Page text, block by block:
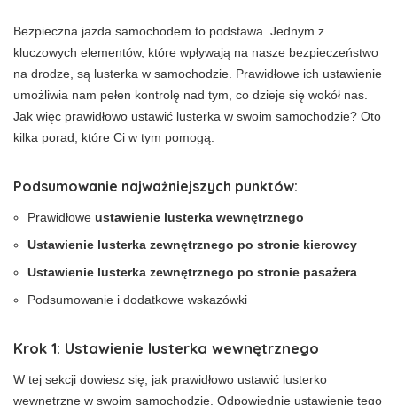
Bezpieczna jazda samochodem to podstawa. Jednym z
kluczowych elementów, które wpływają na nasze bezpieczeństwo
na drodze, są lusterka w samochodzie. Prawidłowe ich ustawienie
umożliwia nam pełen kontrolę nad tym, co dzieje się wokół nas.
Jak więc prawidłowo ustawić lusterka w swoim samochodzie? Oto
kilka porad, które Ci w tym pomogą.
Podsumowanie najważniejszych punktów:
Prawidłowe ustawienie lusterka wewnętrznego
Ustawienie lusterka zewnętrznego po stronie kierowcy
Ustawienie lusterka zewnętrznego po stronie pasażera
Podsumowanie i dodatkowe wskazówki
Krok 1: Ustawienie lusterka wewnętrznego
W tej sekcji dowiesz się, jak prawidłowo ustawić lusterko
wewnętrzne w swoim samochodzie. Odpowiednie ustawienie tego